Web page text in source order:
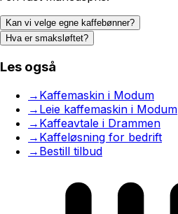
Kan vi velge egne kaffebønner?
Hva er smaksløftet?
Les også
→ Kaffemaskin i Modum
→ Leie kaffemaskin i Modum
→ Kaffeavtale i Drammen
→ Kaffeløsning for bedrift
→ Bestill tilbud